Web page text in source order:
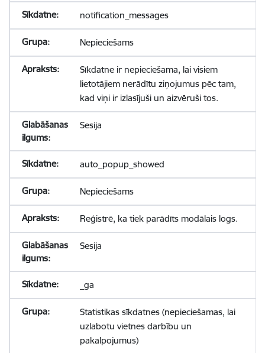
notification_messages
Nepieciešams
Sīkdatne ir nepieciešama, lai visiem
lietotājiem nerādītu ziņojumus pēc tam,
kad viņi ir izlasījuši un aizvēruši tos.
Sesija
auto_popup_showed
Nepieciešams
Reģistrē, ka tiek parādīts modālais logs.
Sesija
_ga
Statistikas sīkdatnes (nepieciešamas, lai
uzlabotu vietnes darbību un
pakalpojumus)